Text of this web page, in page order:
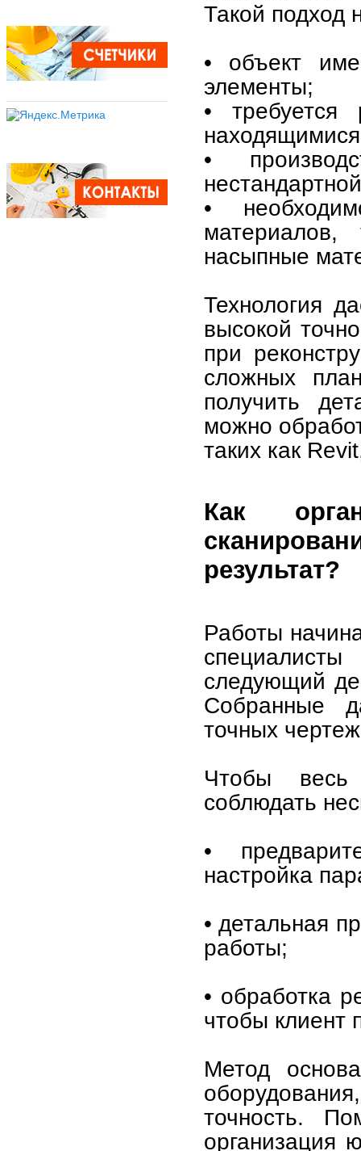
Такой подход
• объект
элементы;
• требуется
•
•
насыпные
Технология
высокой
при
сложных
получить
можно
таких как
Как
результат?
Работы
следующий
Собранные
точных
Чтобы
соблюдать
•
настройка
• детальная
работы;
• обработка
чтобы клиент
Метод
точность.
организация